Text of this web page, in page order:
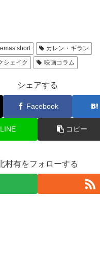
short
カレン・ギラン
シェイク
映画コラム
シェアする
Facebook
LINE コピー
村有をフォローする